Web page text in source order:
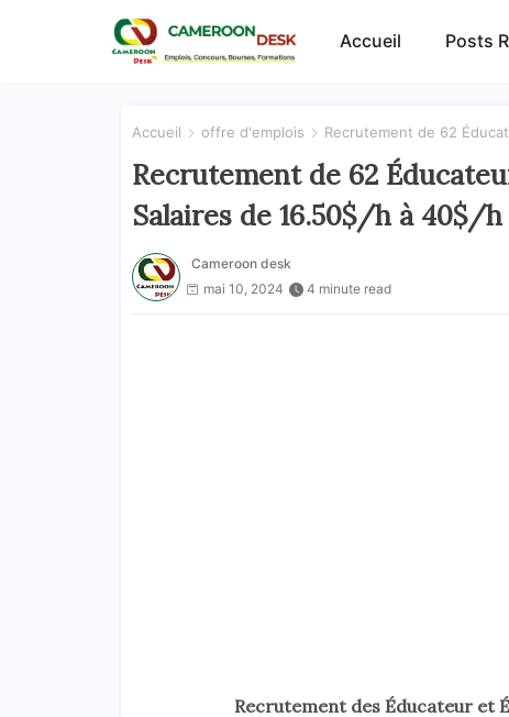
Accueil Posts
Accueil offre d'emplois Recrutement de 62
Recrutement de 62
Salaires de 16.50$/h à 40$/h
Cameroon desk
mai 10, 2024
4 minute read
Recrutement des Éducateur et